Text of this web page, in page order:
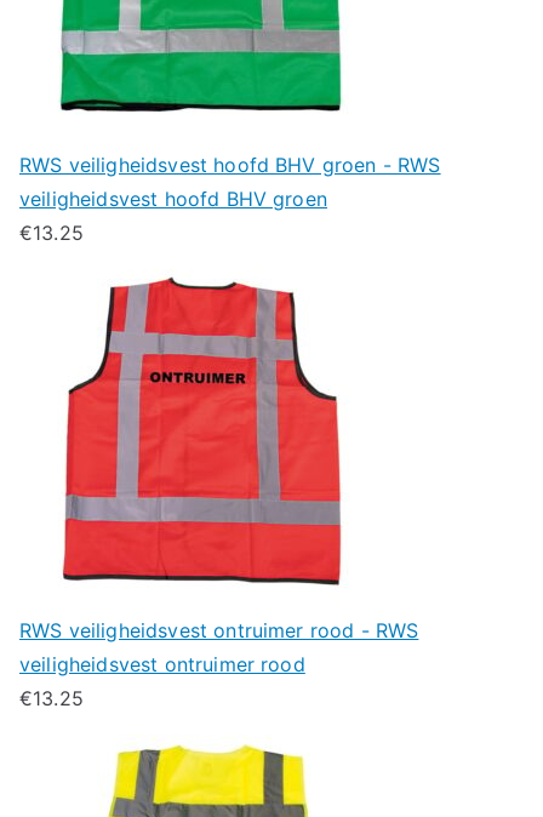
RWS veiligheidsvest hoofd BHV groen - RWS
veiligheidsvest hoofd BHV groen
€13.25
RWS veiligheidsvest ontruimer rood - RWS
veiligheidsvest ontruimer rood
€13.25